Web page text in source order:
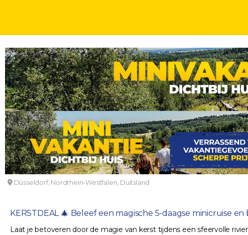
KERSTMARKTEN MINICRUISE KERSTCRUISES DAGEN
KERSTDEAL 🎄 Ontdek de betoverende
MS River Diamond - Afvaart Düsseldorf
Düsseldorf, Nordrhein-Westfalen, Duitsland
KERSTDEAL 🎄 Beleef een magische 5-daagse minicruise
Laat je betoveren door de magie van kerst tijdens een sfeervolle